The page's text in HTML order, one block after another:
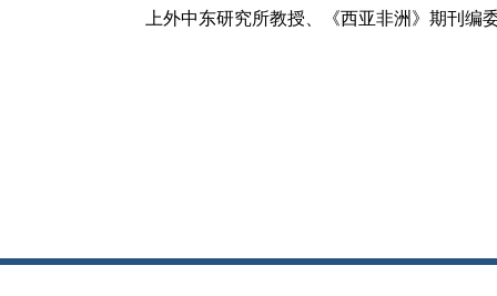
上外中东研究所教授、《西亚非洲》期刊编